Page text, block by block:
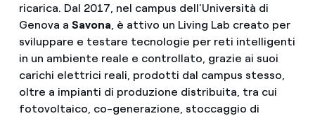
ricarica. Dal 2017, nel campus dell'Università di
Genova a Savona , è attivo un Living Lab creato per
sviluppare e testare tecnologie per reti intelligenti
in un ambiente reale e controllato, grazie ai suoi
carichi elettrici reali, prodotti dal campus stesso,
oltre a impianti di produzione distribuita, tra cui
fotovoltaico, co-generazione, stoccaggio di